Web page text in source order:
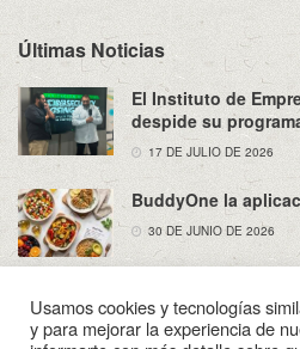
Últimas Noticias
El Instituto de
despide su
17 DE JULIO DE 2026
BuddyOne la
30 DE JUNIO DE 2026
Usamos cookies y tecnologías
y para mejorar la experiencia de